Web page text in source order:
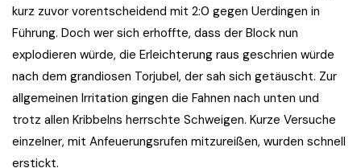
kurz zuvor vorentscheidend mit 2:0 gegen Uerdingen in
Führung. Doch wer sich erhoffte, dass der Block nun
explodieren würde, die Erleichterung raus geschrien würde
nach dem grandiosen Torjubel, der sah sich getäuscht. Zur
allgemeinen Irritation gingen die Fahnen nach unten und
trotz allen Kribbelns herrschte Schweigen. Kurze Versuche
einzelner, mit Anfeuerungsrufen mitzureißen, wurden schnell
erstickt.